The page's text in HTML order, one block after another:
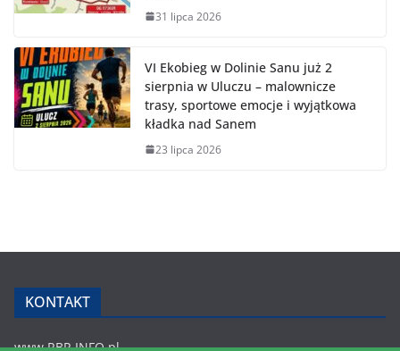
31 lipca 2026
VI Ekobieg w Dolinie Sanu już 2
sierpnia w Uluczu – malownicze
trasy, sportowe emocje i wyjątkowa
kładka nad Sanem
23 lipca 2026
KONTAKT
www.RBR.INFO.pl